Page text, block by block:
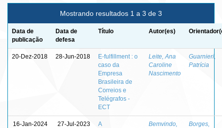
Mostrando resultados 1 a 3 de 3
Data de
publicação
Data de
defesa
Título Autor(es)
20-Dez-2018 28-Jun-2018
E-fulfillment : o
caso da
Empresa
Brasileira de
Correios e
Telégrafos -
ECT
Leite, Ana
Caroline
Nascimento
Guarnieri,
Patrícia
16-Jan-2024 27-Jul-2023
A
Bemvindo,
Borges,